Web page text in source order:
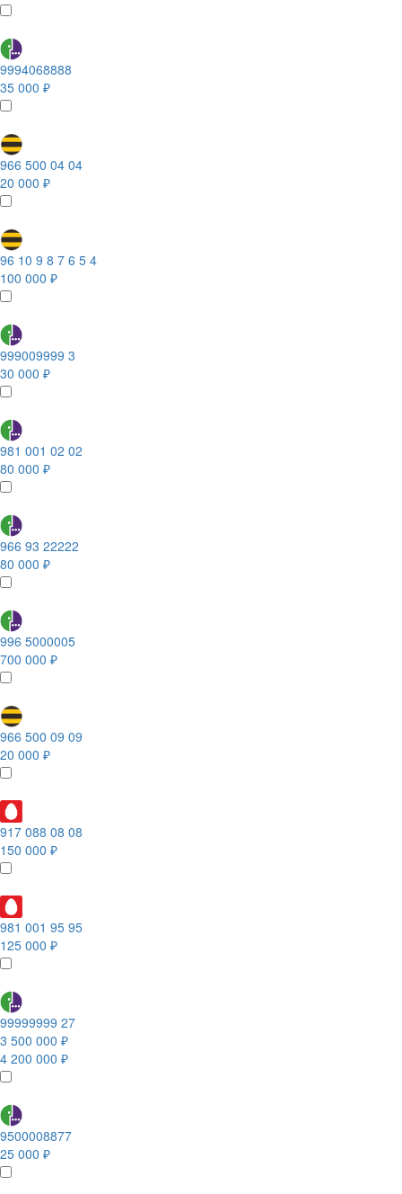
9994068888
35 000 ₽
966 500 04 04
20 000 ₽
96 10 9 8 7 6 5 4
100 000 ₽
999009999 3
30 000 ₽
981 001 02 02
80 000 ₽
966 93 22222
80 000 ₽
996 5000005
700 000 ₽
966 500 09 09
20 000 ₽
917 088 08 08
150 000 ₽
981 001 95 95
125 000 ₽
99999999 27
3 500 000 ₽
4 200 000 ₽
9500008877
25 000 ₽